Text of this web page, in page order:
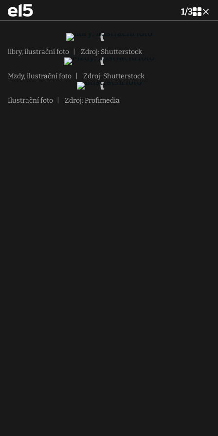
1/3
libry, ilustrační foto Zdroj: Shutterstock
Mzdy, ilustrační foto Zdroj: Shutterstock
Ilustrační foto Zdroj: Profimedia